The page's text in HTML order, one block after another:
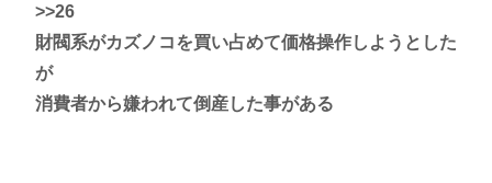
>>26
財閥系がカズノコを買い占めて価格操作しようとした
が
消費者から嫌われて倒産した事がある